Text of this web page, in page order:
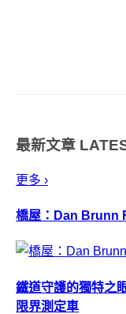
最新文章
更多 ›
橋屋：Dan Brunn
鐵道守護的獨特之
限界測定車